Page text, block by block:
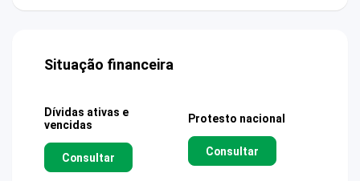
Situação financeira
Dívidas ativas e
vencidas
Consultar
Protesto nacional
Consultar